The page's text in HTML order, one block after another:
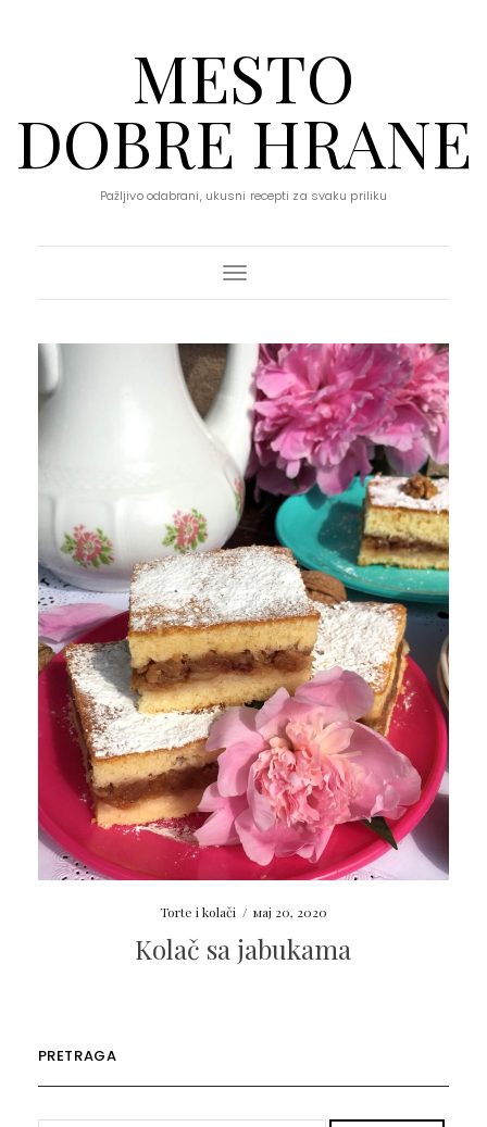
MESTO
DOBRE HRANE
Pažljivo odabrani, ukusni recepti za svaku priliku
Toggle Navigation
Torte i kolači / мај 20, 2020
Kolač sa jabukama
PRETRAGA